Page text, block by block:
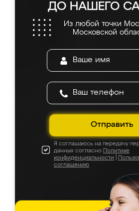
ДО НАШЕГО
Из любой точки
Московской
Отправить
Я соглашаюсь на передачу
данных согласно Политике
конфиденциальности
соглашению